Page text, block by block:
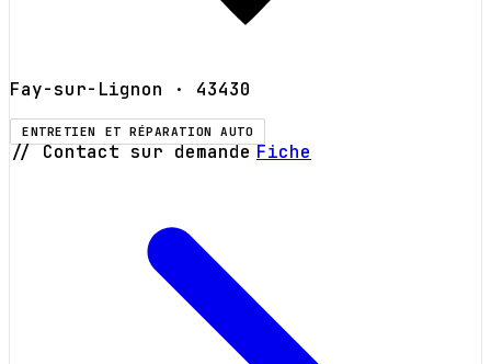
Fay-sur-Lignon · 43430
ENTRETIEN ET RÉPARATION AUTO
// Contact sur demande Fiche